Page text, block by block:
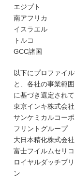
エジプト
南アフリカ
イスラエル
トルコ
GCC諸国
以下にプロファイ
と、各社の事業範
に基づき選定されて
東京インキ株式会社
サンケミカルコー
フリントグループ
大日本精化株式会社
富士フイルムセリ
ロイヤルダッチプ
ン